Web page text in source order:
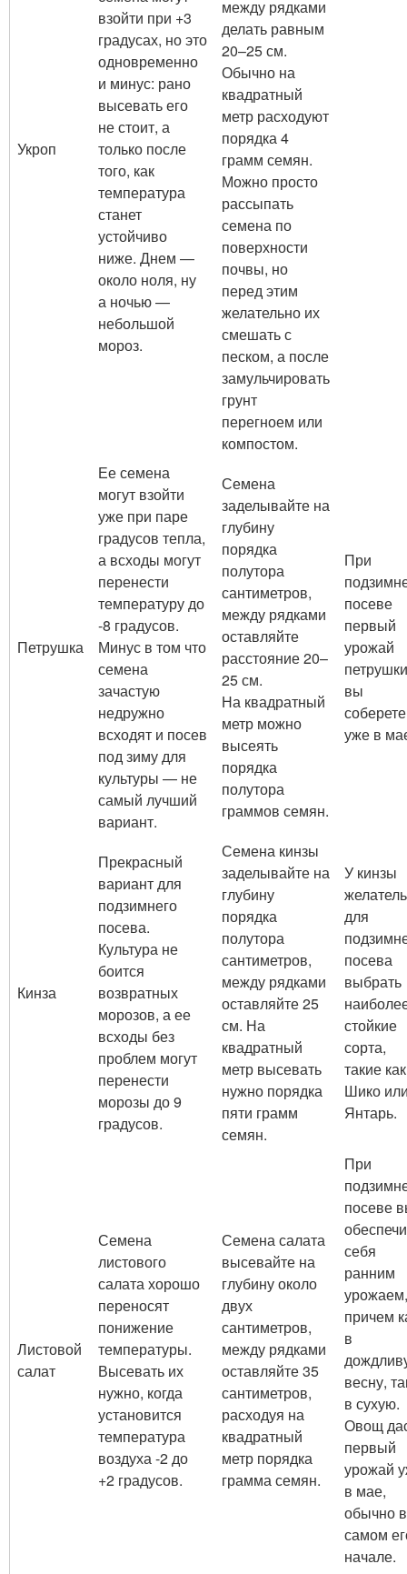
Укроп
взойти при +3
градусах, но это
одновременно
и минус: рано
высевать его
не стоит, а
только после
того, как
температура
станет
устойчиво
ниже. Днем —
около ноля, ну
а ночью —
небольшой
мороз.
между рядками
делать равным
20–25 см.
Обычно на
квадратный
метр расходуют
порядка 4
грамм семян.
Можно просто
рассыпать
семена по
поверхности
почвы, но
перед этим
желательно их
смешать с
песком, а после
замульчировать
грунт
перегноем или
компостом.
Петрушка
Ее семена
могут взойти
уже при паре
градусов тепла,
а всходы могут
перенести
температуру до
-8 градусов.
Минус в том что
семена
зачастую
недружно
всходят и посев
под зиму для
культуры — не
самый лучший
вариант.
Семена
заделывайте на
глубину
порядка
полутора
сантиметров,
между рядками
оставляйте
расстояние 20–
25 см.
На квадратный
метр можно
высеять
порядка
полутора
граммов семян.
При
посеве
первый
урожай
петрушки
вы
соберете
уже в
Кинза
Прекрасный
вариант для
подзимнего
посева.
Культура не
боится
возвратных
морозов, а ее
всходы без
проблем могут
перенести
морозы до 9
градусов.
Семена кинзы
заделывайте на
глубину
порядка
полутора
сантиметров,
между рядками
оставляйте 25
см. На
квадратный
метр высевать
нужно порядка
пяти грамм
семян.
У кинзы
для
посева
выбрать
стойкие
сорта,
такие как
Шико
Янтарь.
Листовой
салат
Семена
листового
салата хорошо
переносят
понижение
температуры.
Высевать их
нужно, когда
установится
температура
воздуха -2 до
+2 градусов.
Семена салата
высевайте на
глубину около
двух
сантиметров,
между рядками
оставляйте 35
сантиметров,
расходуя на
квадратный
метр порядка
грамма семян.
При
посеве
себя
ранним
урожаем,
причем
в
весну,
в сухую.
Овощ
первый
урожай
в мае,
обычно в
самом
начале.